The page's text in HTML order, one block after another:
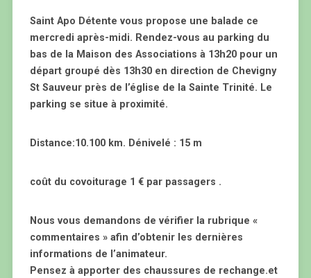
Saint Apo Détente vous propose une balade ce
mercredi après-midi. Rendez-vous au parking du
bas de la Maison des Associations à 13h20 pour un
départ groupé dès 13h30 en direction de Chevigny
St Sauveur près de l’église de la Sainte Trinité. Le
parking se situe à proximité.
Distance:10.100 km. Dénivelé : 15 m
coût du covoiturage 1 € par passagers .
Nous vous demandons de vérifier la rubrique «
commentaires » afin d’obtenir les dernières
informations de l’animateur.
Pensez à apporter des chaussures de rechange.et